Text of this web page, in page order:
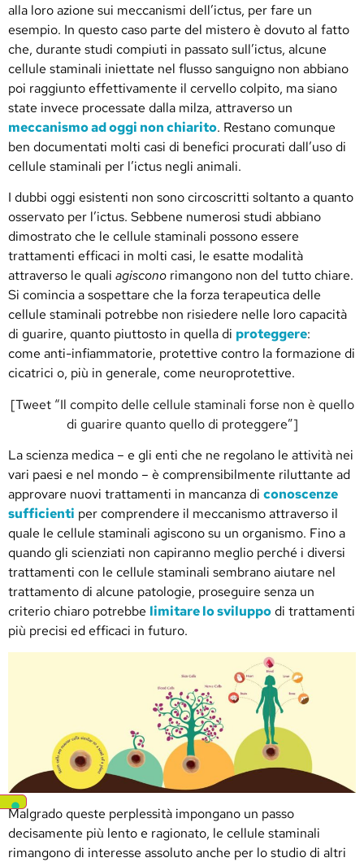
alla loro azione sui meccanismi dell’ictus, per fare un
esempio. In questo caso parte del mistero è dovuto al fatto
che, durante studi compiuti in passato sull’ictus, alcune
cellule staminali iniettate nel flusso sanguigno non abbiano
poi raggiunto effettivamente il cervello colpito, ma siano
state invece processate dalla milza, attraverso un
meccanismo ad oggi non chiarito. Restano comunque
ben documentati molti casi di benefici procurati dall’uso di
cellule staminali per l’ictus negli animali.
I dubbi oggi esistenti non sono circoscritti soltanto a quanto
osservato per l’ictus. Sebbene numerosi studi abbiano
dimostrato che le cellule staminali possono essere
trattamenti efficaci in molti casi, le esatte modalità
attraverso le quali agiscono rimangono non del tutto chiare.
Si comincia a sospettare che la forza terapeutica delle
cellule staminali potrebbe non risiedere nelle loro capacità
di guarire, quanto piuttosto in quella di proteggere:
come anti-infiammatorie, protettive contro la formazione di
cicatrici o, più in generale, come neuroprotettive.
[Tweet “Il compito delle cellule staminali forse non è quello
di guarire quanto quello di proteggere”]
La scienza medica – e gli enti che ne regolano le attività nei
vari paesi e nel mondo – è comprensibilmente riluttante ad
approvare nuovi trattamenti in mancanza di conoscenze
sufficienti per comprendere il meccanismo attraverso il
quale le cellule staminali agiscono su un organismo. Fino a
quando gli scienziati non capiranno meglio perché i diversi
trattamenti con le cellule staminali sembrano aiutare nel
trattamento di alcune patologie, proseguire senza un
criterio chiaro potrebbe limitare lo sviluppodi trattamenti
più precisi ed efficaci in futuro.
Malgrado queste perplessità impongano un passo
decisamente più lento e ragionato, le cellule staminali
rimangono di interesse assoluto anche per lo studio di altri